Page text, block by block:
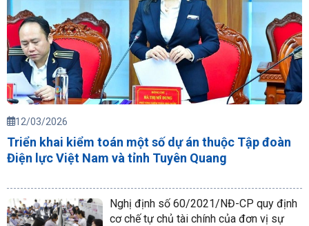
12/03/2026
Triển khai kiểm toán một số dự án thuộc Tập đoàn
Điện lực Việt Nam và tỉnh Tuyên Quang
Nghị định số 60/2021/NĐ-CP quy định
cơ chế tự chủ tài chính của đơn vị sự